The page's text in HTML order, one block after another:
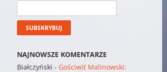
NAJNOWSZE KOMENTARZE
Białczyński - Gościwit Malinowski: